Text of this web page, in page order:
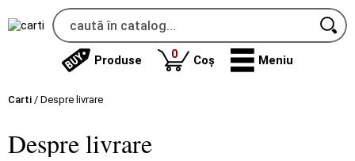
Produse 0produse
Coș Meniu
Carti / Despre livrare
Despre livrare